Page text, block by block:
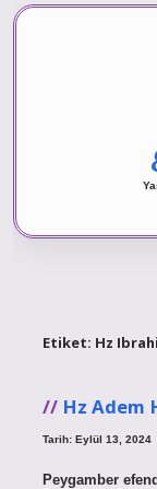
Etiket: Hz
Hz Adem
Tarih: Eylül 13, 2024
Peygamber